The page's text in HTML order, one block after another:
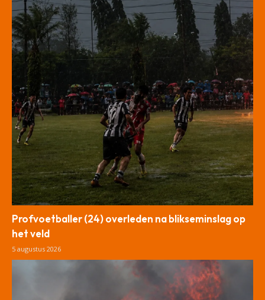
Profvoetballer (24) overleden na blikseminslag op
het veld
5 augustus 2026